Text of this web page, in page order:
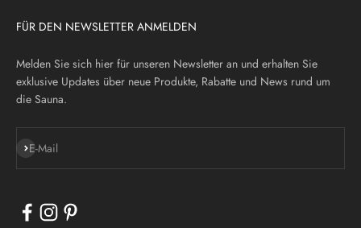
FÜR DEN NEWSLETTER ANMELDEN
Melden Sie sich hier für unseren Newsletter an und erhalten Sie
exklusive Updates über neue Produkte, Rabatte und News rund um
die Sauna.
E-Mail
Abonnieren